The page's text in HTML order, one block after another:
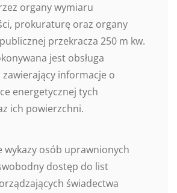
organy wymiaru
prokuraturę oraz organy
przekracza 250 m kw.
jest obsługa
informacje o
energetycznej tych
ich powierzchni.
wykazy osób uprawnionych
dostęp do list
świadectwa